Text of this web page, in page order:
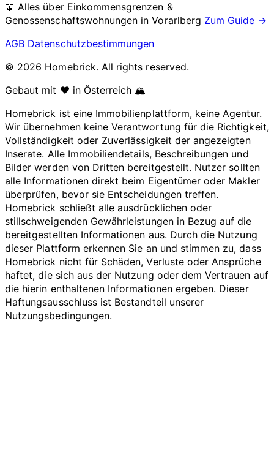
📖 Alles über Einkommensgrenzen &
Genossenschaftswohnungen inVorarlberg Zum Guide →
AGB Datenschutzbestimmungen
© 2026 Homebrick. All rights reserved.
Gebaut mit ❤️ in Österreich 🏔️
Homebrick ist eine Immobilienplattform, keine Agentur.
Wir übernehmen keine Verantwortung für die Richtigkeit,
Vollständigkeit oder Zuverlässigkeit der angezeigten
Inserate. Alle Immobiliendetails, Beschreibungen und
Bilder werden von Dritten bereitgestellt. Nutzer sollten
alle Informationen direkt beim Eigentümer oder Makler
überprüfen, bevor sie Entscheidungen treffen.
Homebrick schließt alle ausdrücklichen oder
stillschweigenden Gewährleistungen in Bezug auf die
bereitgestellten Informationen aus. Durch die Nutzung
dieser Plattform erkennen Sie an und stimmen zu, dass
Homebrick nicht für Schäden, Verluste oder Ansprüche
haftet, die sich aus der Nutzung oder dem Vertrauen auf
die hierin enthaltenen Informationen ergeben. Dieser
Haftungsausschluss ist Bestandteil unserer
Nutzungsbedingungen.